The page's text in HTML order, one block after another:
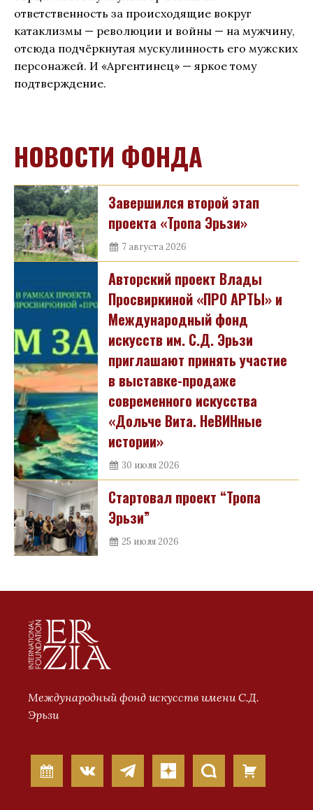
ответственность за происходящие вокруг
катаклизмы — революции и войны — на мужчину,
отсюда подчёркнутая мускулинность его мужских
персонажей. И «Аргентинец» — яркое тому
подтверждение.
НОВОСТИ ФОНДА
Завершился второй этап
проекта «Тропа Эрьзи»
7 августа 2026
Авторский проект Влады
Просвиркиной «ПРО АРТЫ» и
Международный фонд
искусств им. С.Д. Эрьзи
приглашают принять участие
в выставке-продаже
современного искусства
«Дольче Вита. НеВИНные
истории»
30 июля 2026
Стартовал проект “Тропа
Эрьзи”
25 июля 2026
Международный фонд искусств имени С.Д.
Эрьзи